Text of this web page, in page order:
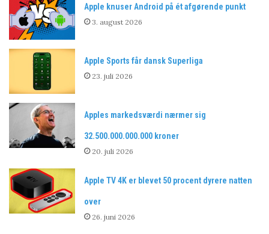
Apple knuser Android på ét afgørende punkt
3. august 2026
Apple Sports får dansk Superliga
23. juli 2026
Apples markedsværdi nærmer sig
32.500.000.000.000 kroner
20. juli 2026
Apple TV 4K er blevet 50 procent dyrere natten
over
26. juni 2026